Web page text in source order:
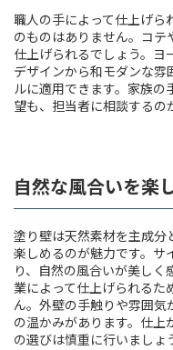
職人の手によって仕上げら
のものはありません。コテ
仕上げられるでしょう。ヨ
デザインから和モダンな雰
ルに適用できます。家族
望も、担当者に相談するの
自然な風合いを楽
塗り壁は天然素材を主成分
楽しめるのが魅力です。サ
り、自然の風合いが美し
業によって仕上げられるた
ん。外壁の手触りや雰囲
の温かみがあります。仕
の選びは慎重に行いましょ